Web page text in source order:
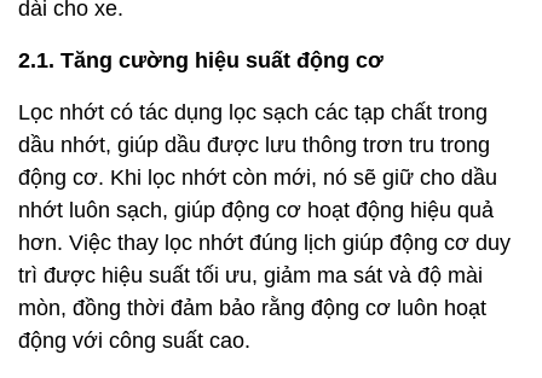
dài cho xe.
2.1. Tăng cường hiệu suất động cơ
Lọc nhớt có tác dụng lọc sạch các tạp chất trong
dầu nhớt, giúp dầu được lưu thông trơn tru trong
động cơ. Khi lọc nhớt còn mới, nó sẽ giữ cho dầu
nhớt luôn sạch, giúp động cơ hoạt động hiệu quả
hơn. Việc thay lọc nhớt đúng lịch giúp động cơ duy
trì được hiệu suất tối ưu, giảm ma sát và độ mài
mòn, đồng thời đảm bảo rằng động cơ luôn hoạt
động với công suất cao.